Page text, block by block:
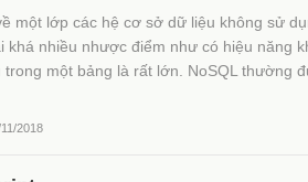
một lớp các hệ cơ sở dữ liệu không sử
khá nhiều nhược điểm như có hiệu năng
một bảng là rất lớn. NoSQL thường
2018